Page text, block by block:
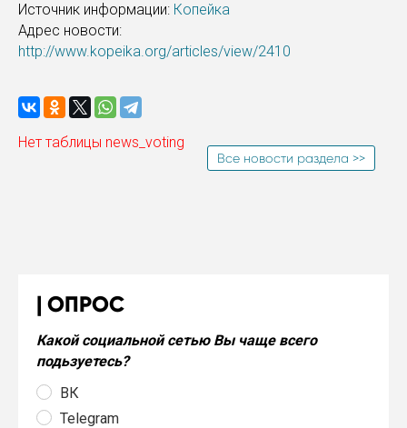
Источник информации: Копейка
Адрес новости:
http://www.kopeika.org/articles/view/2410
Нет таблицы news_voting
Все новости раздела >>
ОПРОС
Какой социальной сетью Вы чаще всего
подьзуетесь?
ВК
Telegram